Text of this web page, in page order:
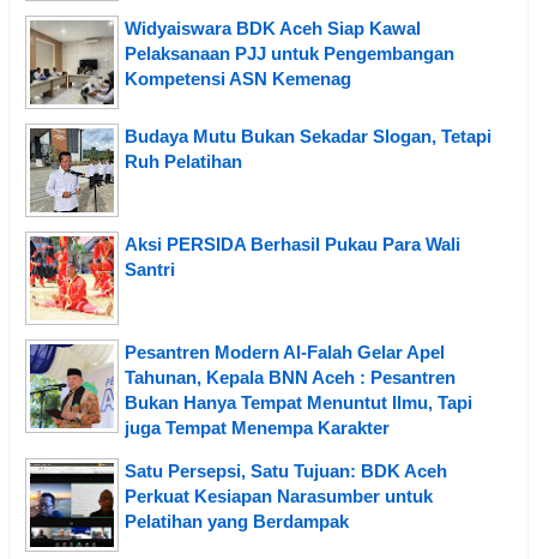
Widyaiswara BDK Aceh Siap Kawal
Pelaksanaan PJJ untuk Pengembangan
Kompetensi ASN Kemenag
Budaya Mutu Bukan Sekadar Slogan, Tetapi
Ruh Pelatihan
Aksi PERSIDA Berhasil Pukau Para Wali
Santri
Pesantren Modern Al-Falah Gelar Apel
Tahunan, Kepala BNN Aceh : Pesantren
Bukan Hanya Tempat Menuntut Ilmu, Tapi
juga Tempat Menempa Karakter
Satu Persepsi, Satu Tujuan: BDK Aceh
Perkuat Kesiapan Narasumber untuk
Pelatihan yang Berdampak